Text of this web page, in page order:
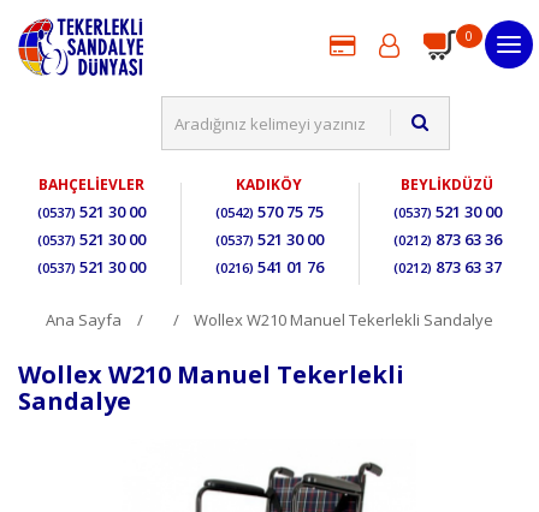
0
BAHÇELİEVLER
(0537) 521 30 00
(0537) 521 30 00
(0537) 521 30 00
KADIKÖY
(0542) 570 75 75
(0537) 521 30 00
(0216) 541 01 76
BEYLİKDÜZÜ
(0537) 521 30 00
(0212) 873 63 36
(0212) 873 63 37
Ana Sayfa Wollex W210 Manuel Tekerlekli Sandalye
Wollex W210 Manuel Tekerlekli
Sandalye